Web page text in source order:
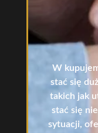
W
stać się
takich jak
stać się
sytuacji,